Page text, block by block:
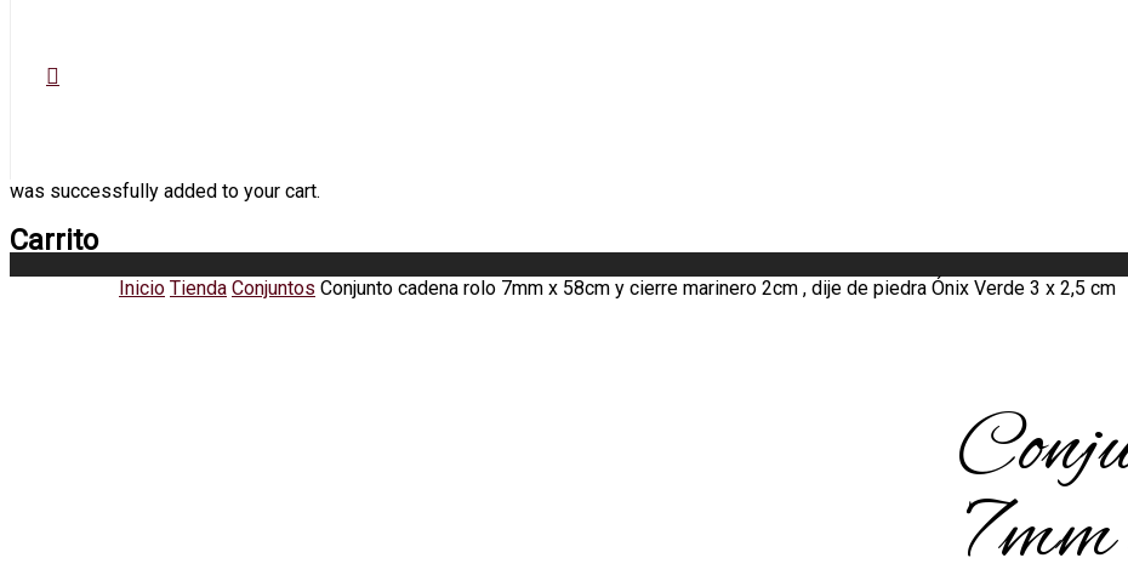
was successfully added to your cart.
Carrito
Inicio Tienda Conjuntos Conjunto cadena rolo 7mm x 58cm y cierre marinero 2cm , dije de piedra Ónix Verde 3 x 2,5 cm